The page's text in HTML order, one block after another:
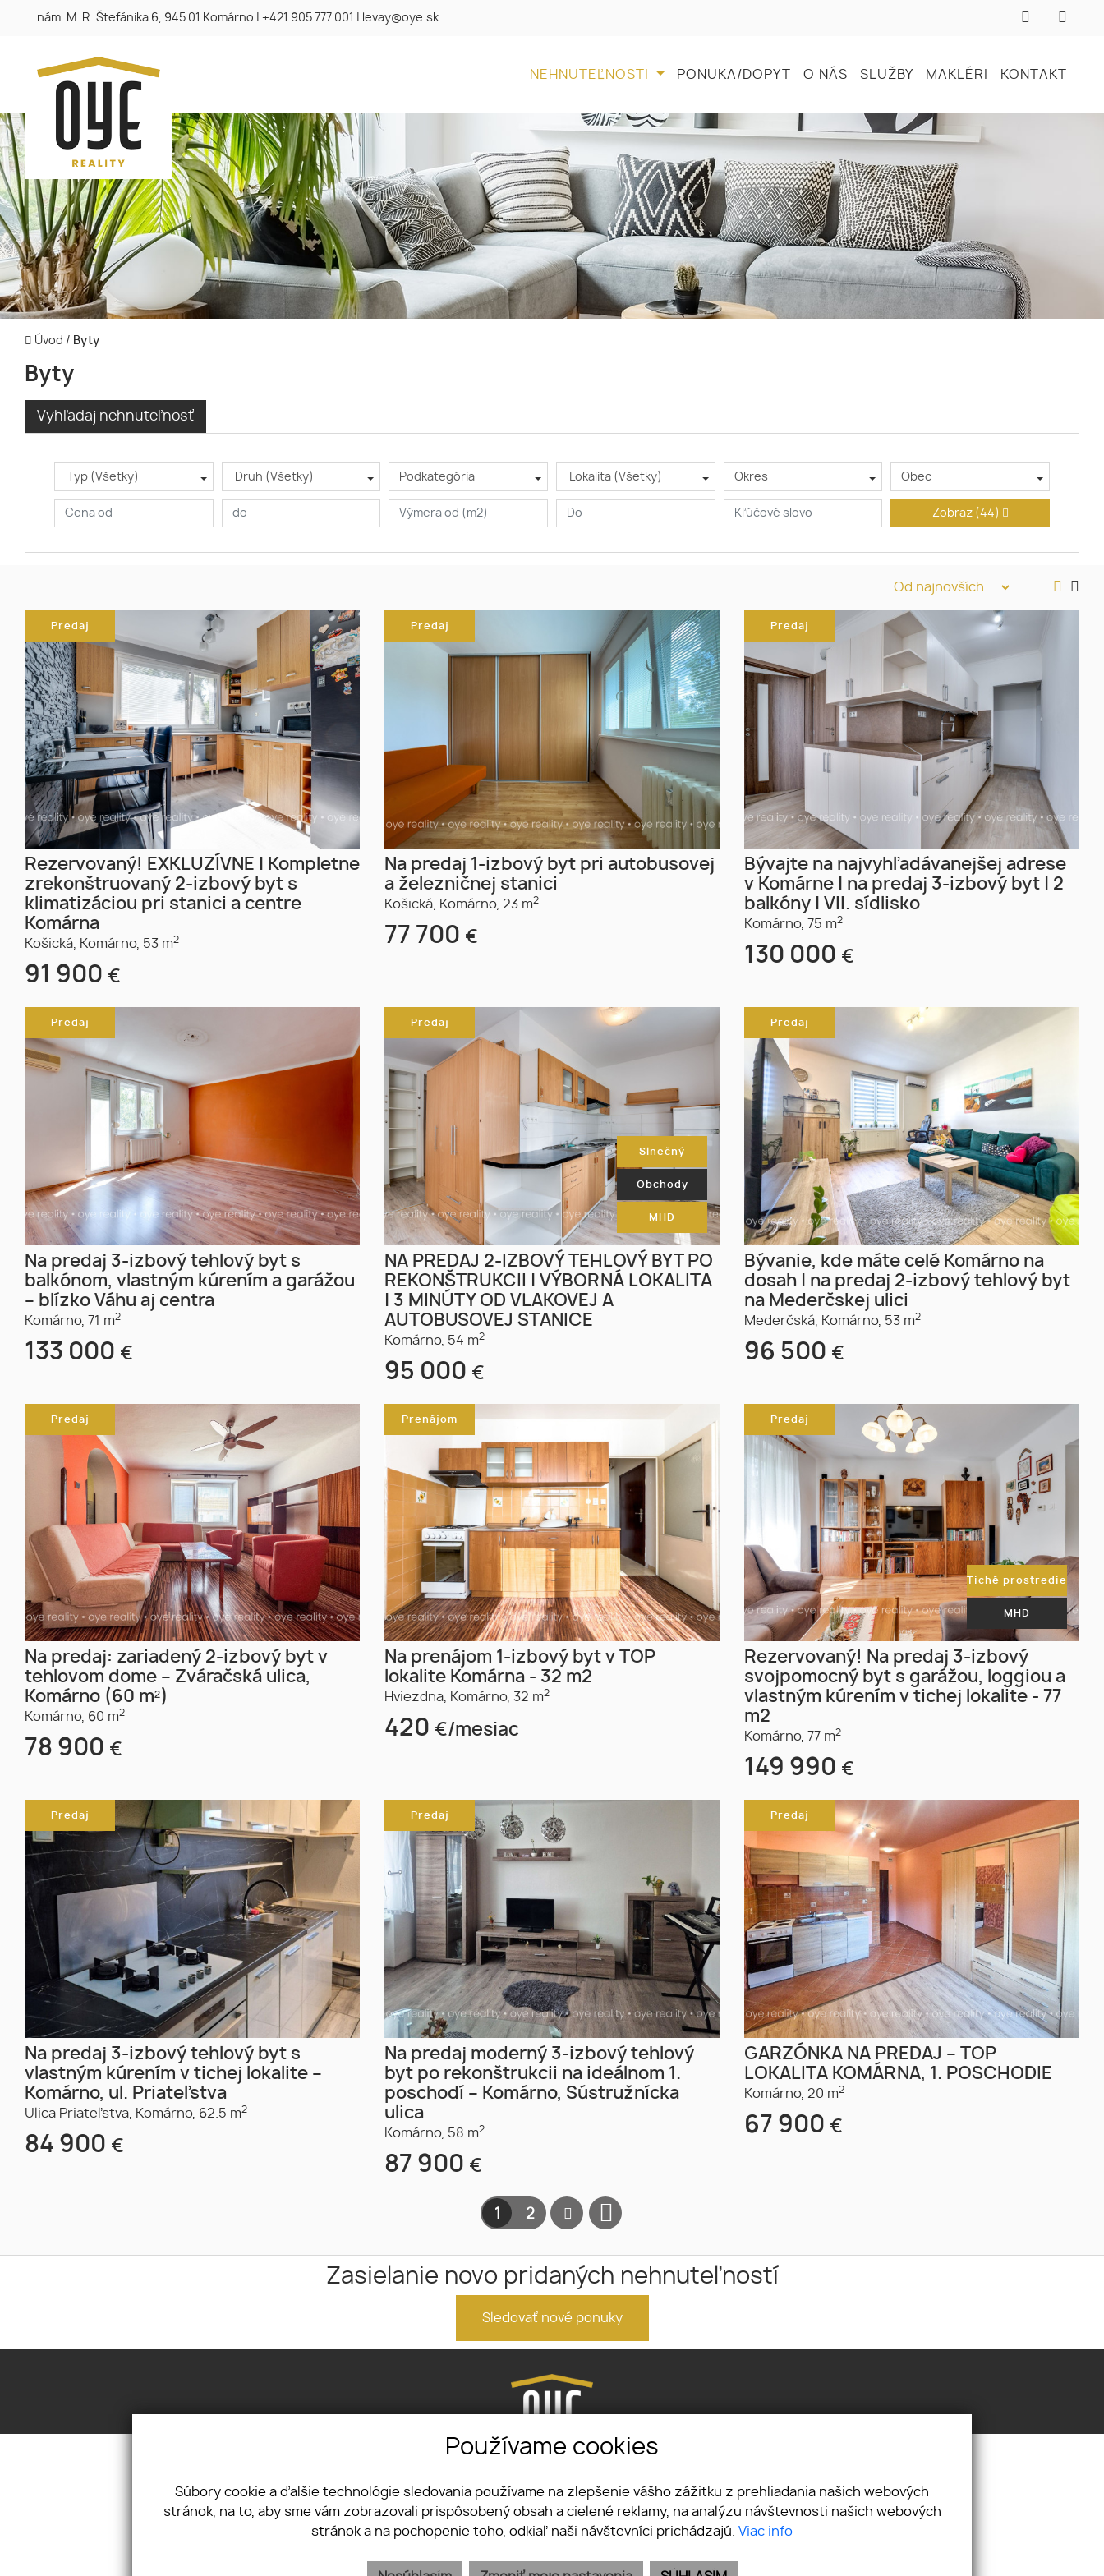
nám. M. R. Štefánika 6, 945 01 Komárno +421 905 777 001 levay@oye.sk
NEHNUTEĽNOSTI PONUKA/DOPYT O NÁS SLUŽBY MAKLÉRI KONTAKT
Úvod / Byty
Byty
Vyhľadaj nehnuteľnosť
Typ (Všetky) Druh (Všetky) Podkategória Lokalita (Všetky) Okres Obec
Zobraz (44)
Predaj
Rezervovaný! EXKLUZÍVNE | Kompletne
zrekonštruovaný 2-izbový byt s
klimatizáciou pri stanici a centre
Komárna
Košická, Komárno, 53 m2
91 900 €
Predaj
Na predaj 1-izbový byt pri autobusovej
a železničnej stanici
Košická, Komárno, 23 m2
77 700 €
Predaj
Bývajte na najvyhľadávanejšej adrese
v Komárne | na predaj 3-izbový byt | 2
balkóny | VII. sídlisko
Komárno, 75 m2
130 000 €
Predaj
Na predaj 3-izbový tehlový byt s
balkónom, vlastným kúrením a garážou
– blízko Váhu aj centra
Komárno, 71 m2
133 000 €
Predaj
Slnečný
Obchody
MHD
NA PREDAJ 2-IZBOVÝ TEHLOVÝ BYT PO
REKONŠTRUKCII | VÝBORNÁ LOKALITA
| 3 MINÚTY OD VLAKOVEJ A
AUTOBUSOVEJ STANICE
Komárno, 54 m2
95 000 €
Predaj
Bývanie, kde máte celé Komárno na
dosah | na predaj 2-izbový tehlový byt
na Mederčskej ulici
Mederčská, Komárno, 53 m2
96 500 €
Predaj
Na predaj: zariadený 2-izbový byt v
tehlovom dome – Zváračská ulica,
Komárno (60 m²)
Komárno, 60 m2
78 900 €
Prenájom
Na prenájom 1-izbový byt v TOP
lokalite Komárna - 32 m2
Hviezdna, Komárno, 32 m2
420 €/mesiac
Predaj
Tiché prostredie
MHD
Rezervovaný! Na predaj 3-izbový
svojpomocný byt s garážou, loggiou a
vlastným kúrením v tichej lokalite - 77
m2
Komárno, 77 m2
149 990 €
Predaj
Na predaj 3-izbový tehlový byt s
vlastným kúrením v tichej lokalite –
Komárno, ul. Priateľstva
Ulica Priateľstva, Komárno, 62.5 m2
84 900 €
Predaj
Na predaj moderný 3-izbový tehlový
byt po rekonštrukcii na ideálnom 1.
poschodí – Komárno, Sústružnícka
ulica
Komárno, 58 m2
87 900 €
Predaj
GARZÓNKA NA PREDAJ – TOP
LOKALITA KOMÁRNA, 1. POSCHODIE
Komárno, 20 m2
67 900 €
1 2
Zasielanie novo pridaných nehnuteľností
Sledovať nové ponuky
ÚVOD NEHNUTEĽNOSTI SLUŽBY KONTAKT OCHRANA OSOBNÝCH ÚDAJOV
Používame cookies
Súbory cookie a ďalšie technológie sledovania používame na zlepšenie vášho zážitku z prehliadania našich webových
stránok, na to, aby sme vám zobrazovali prispôsobený obsah a cielené reklamy, na analýzu návštevnosti našich webových
stránok a na pochopenie toho, odkiaľ naši návštevníci prichádzajú. Viac info